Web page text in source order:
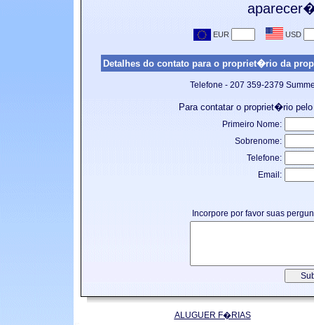
Detalhes do contato para o propriet�rio da
Telefone - 207 359-2379
Para contatar o propriet�rio
Primeiro Nome:
Sobrenome:
Telefone:
Email:
Incorpore por favor suas
ALUGUER F�RIAS